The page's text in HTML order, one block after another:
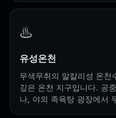
♨️
유성온천
무색무취의 알칼리성 온천
깊은 온천 지구입니다. 공
나, 야외 족욕탕 광장에서